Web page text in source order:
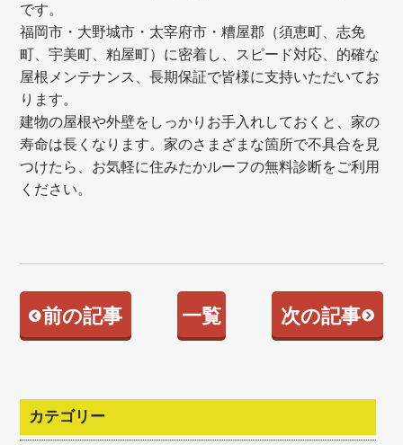
です。
福岡市・大野城市・太宰府市・糟屋郡（須恵町、志免
町、宇美町、粕屋町）に密着し、スピード対応、的確な
屋根メンテナンス、長期保証で皆様に支持いただいてお
ります。
建物の屋根や外壁をしっかりお手入れしておくと、家の
寿命は長くなります。家のさまざまな箇所で不具合を見
つけたら、お気軽に住みたかルーフの無料診断をご利用
ください。
前の記事 一覧 次の記事
カテゴリー